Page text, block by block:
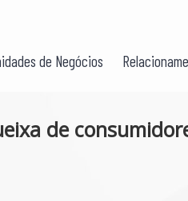
de Negócios
de